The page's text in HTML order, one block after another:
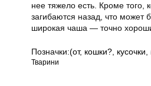
нее тяжело есть. Кроме того,
загибаются назад, что может
широкая чаша — точно
Позначки:(от, кошки? кусочки
Тварини